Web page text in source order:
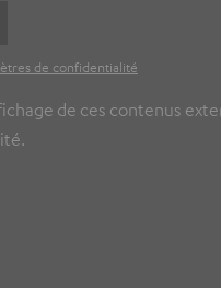
de confidentialité
de ces contenus